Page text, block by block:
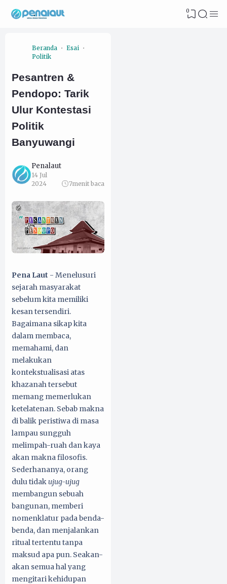
0
Beranda
Esai
Politik
Pesantren &
Pendopo: Tarik
Ulur Kontestasi
Politik
Banyuwangi
Penalaut
14 Jul
2024
7menit baca
Pena Laut - Menelusuri
sejarah masyarakat
sebelum kita memiliki
kesan tersendiri.
Bagaimana sikap kita
dalam membaca,
memahami, dan
melakukan
kontekstualisasi atas
khazanah tersebut
memang memerlukan
ketelatenan. Sebab makna
di balik peristiwa di masa
lampau sungguh
melimpah-ruah dan kaya
akan makna filosofis.
Sederhananya, orang
dulu tidakujug-ujug
membangun sebuah
bangunan, memberi
nomenklatur pada benda-
benda, dan menjalankan
ritual tertentu tanpa
maksud apa pun. Seakan-
akan semua hal yang
mengitari kehidupan